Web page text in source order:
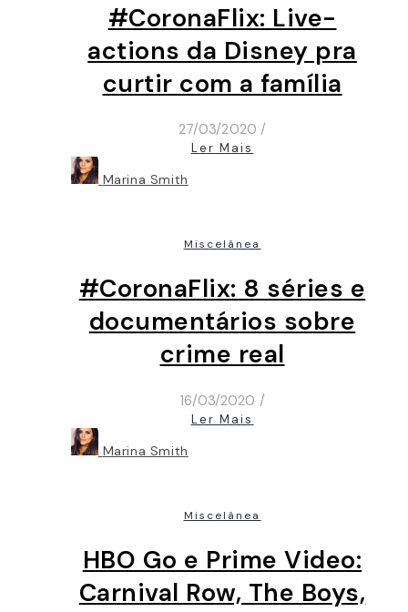
#CoronaFlix: Live-
actions da Disney pra
curtir com a família
27/03/2020 /
Ler Mais
Marina Smith
Miscelânea
#CoronaFlix: 8 séries e
documentários sobre
crime real
16/03/2020 /
Ler Mais
Marina Smith
Miscelânea
HBO Go e Prime Video:
Carnival Row, The Boys,